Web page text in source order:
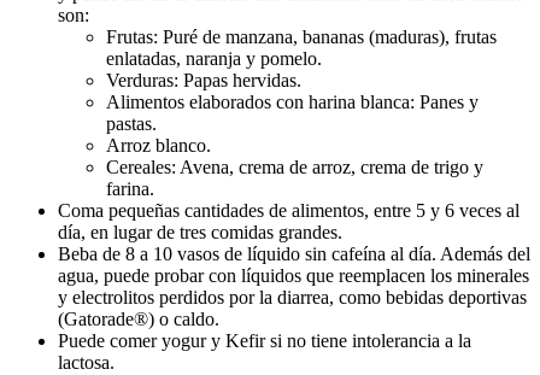
son:
Frutas: Puré de manzana, bananas (maduras), frutas
enlatadas, naranja y pomelo.
Verduras: Papas hervidas.
Alimentos elaborados con harina blanca: Panes y
pastas.
Arroz blanco.
Cereales: Avena, crema de arroz, crema de trigo y
farina.
Coma pequeñas cantidades de alimentos, entre 5 y 6 veces al
día, en lugar de tres comidas grandes.
Beba de 8 a 10 vasos de líquido sin cafeína al día. Además del
agua, puede probar con líquidos que reemplacen los minerales
y electrolitos perdidos por la diarrea, como bebidas deportivas
(Gatorade®) o caldo.
Puede comer yogur y Kefir si no tiene intolerancia a la
lactosa.